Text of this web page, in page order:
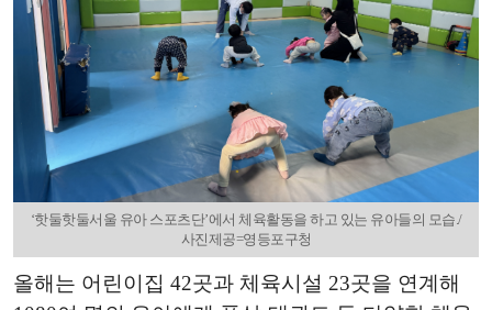
‘핫둘핫둘서울 유아 스포츠단’에서 체육활동을 하고 있는 유아들의 모습./
사진제공=영등포구청
올해는 어린이집 42곳과 체육시설 23곳을 연계해